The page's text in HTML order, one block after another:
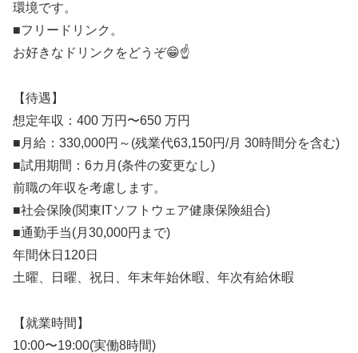
環境です。
■フリードリンク。
お好きなドリンクをどうぞ😁☝️
【待遇】
想定年収：400 万円〜650 万円
■月給：330,000円～(残業代63,150円/月 30時間分を含む)
■試用期間：6カ月(条件の変更なし)
前職の年収を考慮します。
■社会保険(関東ITソフトウェア健康保険組合)
■通勤手当(月30,000円まで)
年間休日120日
土曜、日曜、祝日、年末年始休暇、年次有給休暇
【就業時間】
10:00〜19:00(実働8時間)